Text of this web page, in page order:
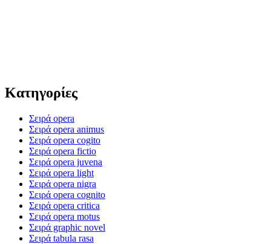
Κατηγορίες
Σειρά opera
Σειρά opera animus
Σειρά opera cogito
Σειρά opera fictio
Σειρά opera juvena
Σειρά opera light
Σειρά opera nigra
Σειρά opera cognito
Σειρά opera critica
Σειρά opera motus
Σειρά graphic novel
Σειρά tabula rasa